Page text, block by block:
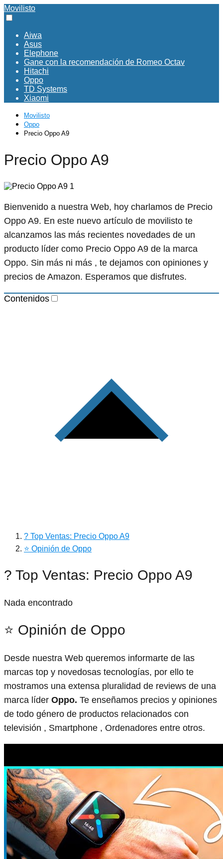
Movilisto
Aiwa
Asus
Elephone
Gane con la recomendación de Romeo Octav
Hitachi
Oppo
TD Systems
Xiaomi
Movilisto
Oppo
Precio Oppo A9
Precio Oppo A9
Bienvenido a nuestra Web, hoy charlamos de Precio
Oppo A9. En este nuevo artículo de movilisto te
alcanzamos las más recientes novedades de un
producto líder como Precio Oppo A9 de la marca
Oppo. Sin más ni más , te dejamos con opiniones y
precios de Amazon. Esperamos que disfrutes.
Contenidos
? Top Ventas: Precio Oppo A9
⭐ Opinión de Oppo
? Top Ventas: Precio Oppo A9
Nada encontrado
⭐ Opinión de Oppo
Desde nuestra Web queremos informarte de las
marcas top y novedosas tecnologías, por ello te
mostramos una extensa pluralidad de reviews de una
marca líder Oppo. Te enseñamos precios y opiniones
de todo género de productos relacionados con
televisión , Smartphone , Ordenadores entre otros.